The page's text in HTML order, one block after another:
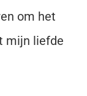
om het
mijn liefde